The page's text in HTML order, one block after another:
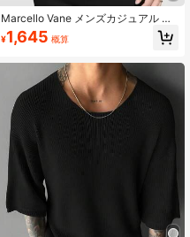
Marcello Vane メンズカジュアル 無
地クルーネックセーター、秋冬、長
袖トップス
¥1,645 概算